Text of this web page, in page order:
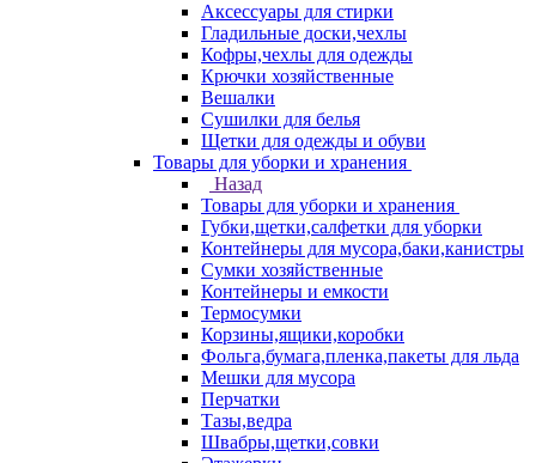
Аксессуары для стирки
Гладильные доски,чехлы
Кофры,чехлы для одежды
Крючки хозяйственные
Вешалки
Сушилки для белья
Щетки для одежды и обуви
Товары для уборки и хранения
Назад
Товары для уборки и хранения
Губки,щетки,салфетки для уборки
Контейнеры для мусора,баки,канистры
Сумки хозяйственные
Контейнеры и емкости
Термосумки
Корзины,ящики,коробки
Фольга,бумага,пленка,пакеты для льда
Мешки для мусора
Перчатки
Тазы,ведра
Швабры,щетки,совки